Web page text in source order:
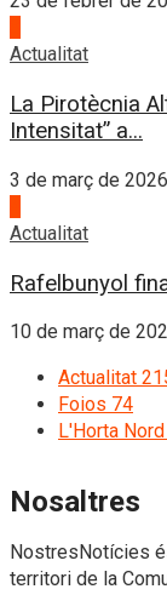
Actualitat
La Pirotècnia
Intensitat” a...
3 de març de 2026
Actualitat
Rafelbunyol
10 de març de
Actualitat
Foios 74
L'Horta Nord
Nosaltres
NostresNotícies
territori de la